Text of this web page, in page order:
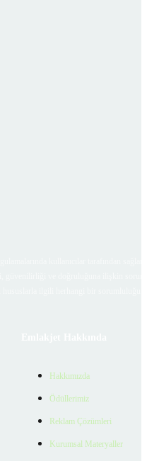
Hakkımızda
Ödüllerimiz
Reklam Çözümleri
Kurumsal Materyaller